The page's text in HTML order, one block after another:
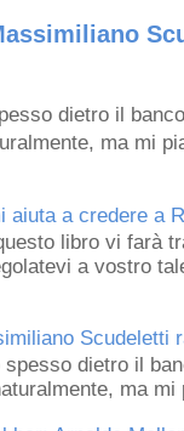
dietro il
ma mi
aiuta a credere a
libro vi farà
a vostro
dietro il
ma mi